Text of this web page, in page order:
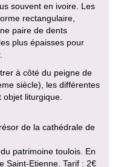
souvent en ivoire. Les
rectangulaire,
paire de dents
plus épaisses pour
à côté du peigne de
siècle), les différentes
objet liturgique.
de la cathédrale de
patrimoine toulois. En
Saint-Etienne. Tarif : 2€